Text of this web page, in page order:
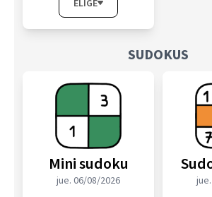
ELIGE
SUDOKUS
Mini sudoku
jue. 06/08/2026